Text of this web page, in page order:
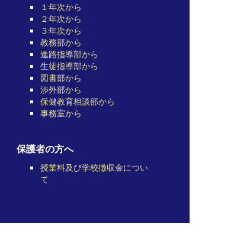
１年次から
２年次から
３年次から
教務部から
進路指導部から
生徒指導部から
図書部から
渉外部から
保健教育相談部から
事務室から
保護者の方へ
授業料及び学校徴収金につい
て